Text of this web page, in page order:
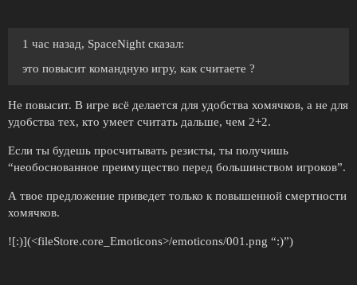
1 час назад, SpaceNight сказал:
это повысит командную игру, как считаете ?
Не повысит. В игре всё делается для удобства хомячков, а не для
удобства тех, кто умеет считать дальше, чем 2+2.
Если ты будешь просчитывать резисты, ты получишь
“необоснованное преимущество перед большинством игроков”.
А твое предложение приведет только к повышенной смертности
хомячков.
![:)](<fileStore.core_Emoticons>/emoticons/001.png “:)”)